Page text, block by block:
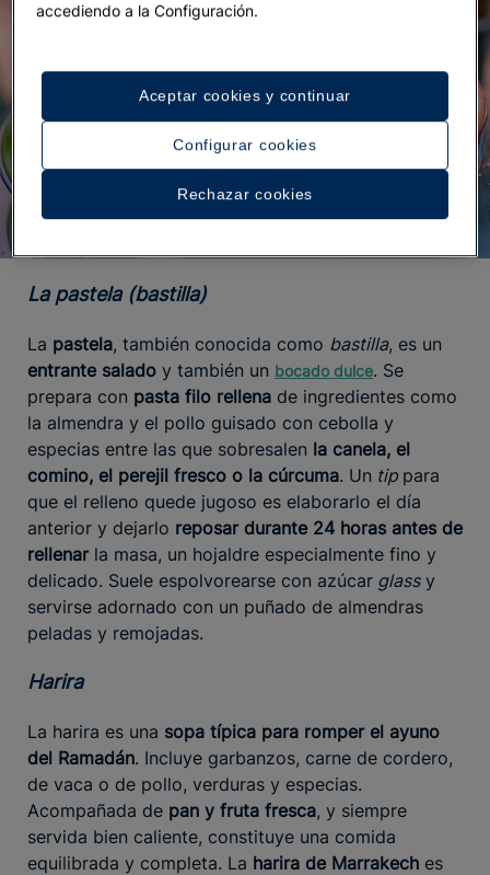
La pastela (bastilla)
La pastela, también conocida como bastilla, es un
entrante salado y también un bocado dulce. Se
prepara con pasta filo rellena de ingredientes como
la almendra y el pollo guisado con cebolla y
especias entre las que sobresalen la canela, el
comino, el perejil fresco o la cúrcuma. Un tip para
que el relleno quede jugoso es elaborarlo el día
anterior y dejarlo reposar durante 24 horas antes de
rellenar la masa, un hojaldre especialmente fino y
delicado. Suele espolvorearse con azúcar glassy
servirse adornado con un puñado de almendras
peladas y remojadas.
Harira
La harira es una sopa típica para romper el ayuno
del Ramadán. Incluye garbanzos, carne de cordero,
de vaca o de pollo, verduras y especias.
Acompañada de pan y fruta fresca, y siempre
servida bien caliente, constituye una comida
equilibrada y completa. La harira de Marrakech es
accediendo a la Configuración.
Configurar cookies
Rechazar cookies
Aceptar cookies y continuar